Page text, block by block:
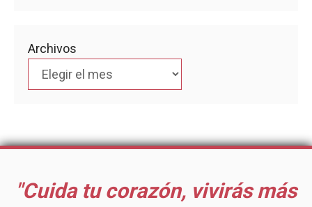
Archivos
"Cuida tu corazón, vivirás más